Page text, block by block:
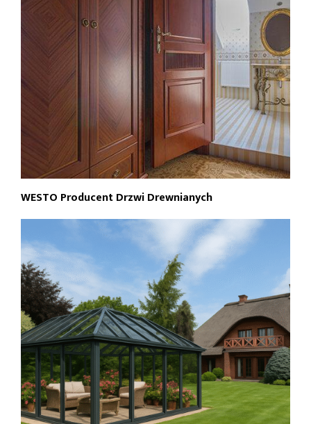
WESTO Producent Drzwi Drewnianych